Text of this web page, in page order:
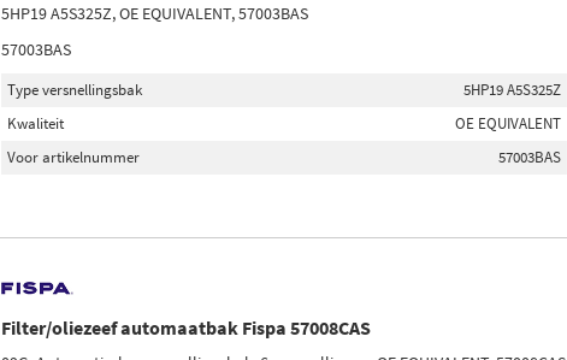
5HP19 A5S325Z, OE EQUIVALENT, 57003BAS
57003BAS
Type versnellingsbak
5HP19 A5S325Z
Kwaliteit
OE EQUIVALENT
Voor artikelnummer
57003BAS
Filter/oliezeef automaatbak Fispa 57008CAS